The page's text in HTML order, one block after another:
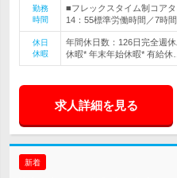
勤務
時間
■フレックスタイム制コア
14：55標準労働時間／7時
休日
休暇
年間休日数：126日完全週
休暇* 年末年始休暇* 有給休…
求人詳細を見る
新着